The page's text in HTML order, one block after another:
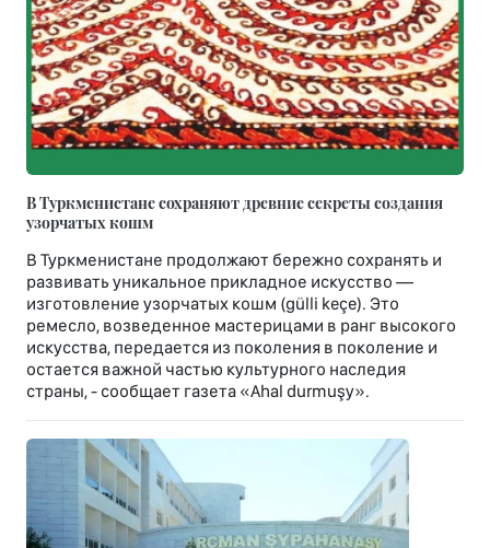
В Туркменистане сохраняют древние секреты создания
узорчатых кошм
В Туркменистане продолжают бережно сохранять и
развивать уникальное прикладное искусство —
изготовление узорчатых кошм (gülli keçe). Это
ремесло, возведенное мастерицами в ранг высокого
искусства, передается из поколения в поколение и
остается важной частью культурного наследия
страны, - сообщает газета «Ahal durmuşy».